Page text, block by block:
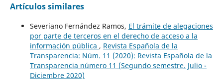
Artículos similares
Severiano Fernández Ramos, El trámite de alegaciones
por parte de terceros en el derecho de acceso a la
información pública , Revista Española de la
Transparencia: Núm. 11 (2020): Revista Española de la
Transparencia número 11 (Segundo semestre. Julio -
Diciembre 2020)